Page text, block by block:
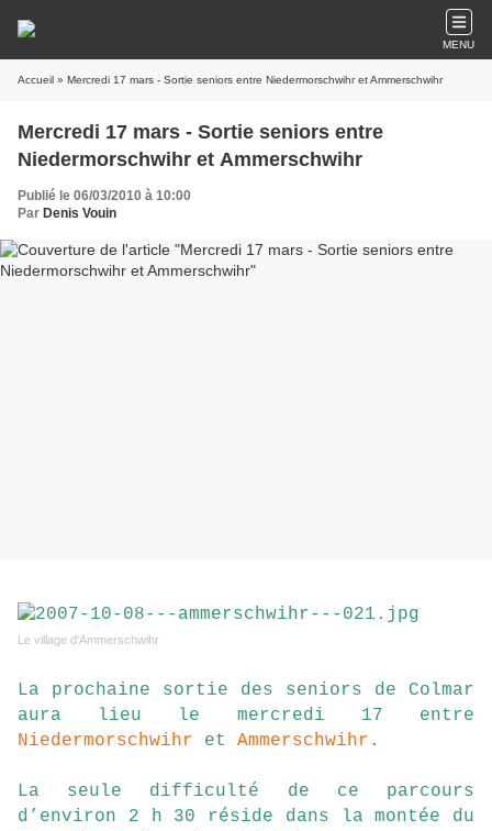
MENU
Accueil » Mercredi 17 mars - Sortie seniors entre Niedermorschwihr et Ammerschwihr
Mercredi 17 mars - Sortie seniors entre
Niedermorschwihr et Ammerschwihr
Publié le 06/03/2010 à 10:00
Par Denis Vouin
Le village d'Ammerschwihr
La prochaine sortie des seniors de Colmar
aura lieu le mercredi 17 entre
Niedermorschwihr et Ammerschwihr .
La seule difficulté de ce parcours
d’environ 2 h 30 réside dans la montée du